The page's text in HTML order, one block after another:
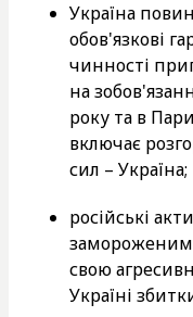
Україна
обов'язкові
чинності
на
року та в
включає
сил – Україна;
російські
свою
Україні